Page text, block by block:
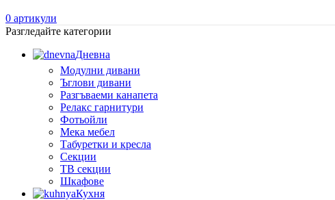
0 артикули
Разгледайте категории
Дневна
Модулни дивани
Ъглови дивани
Разгъваеми канапета
Релакс гарнитури
Фотьойли
Мека мебел
Табуретки и кресла
Секции
ТВ секции
Шкафове
Кухня